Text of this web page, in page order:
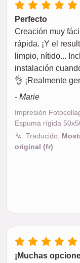
Perfecto
Creación muy
rápida. ¡Y el
limpio, nítido...
instalación
👌 ¡Realmente
- Marie
Impresión
Espuma rígida
Traducido:
original (fr)
¡Muchas